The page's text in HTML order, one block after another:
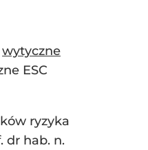
wytyczne
ESC
ryzyka
dr hab. n.